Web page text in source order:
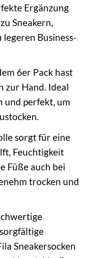
Ergänzung
Sneakern,
Business-
6er Pack hast
zur Hand. Ideal
und perfekt, um
sorgt für eine
Feuchtigkeit
Füße auch bei
trocken und
Sneakersocken